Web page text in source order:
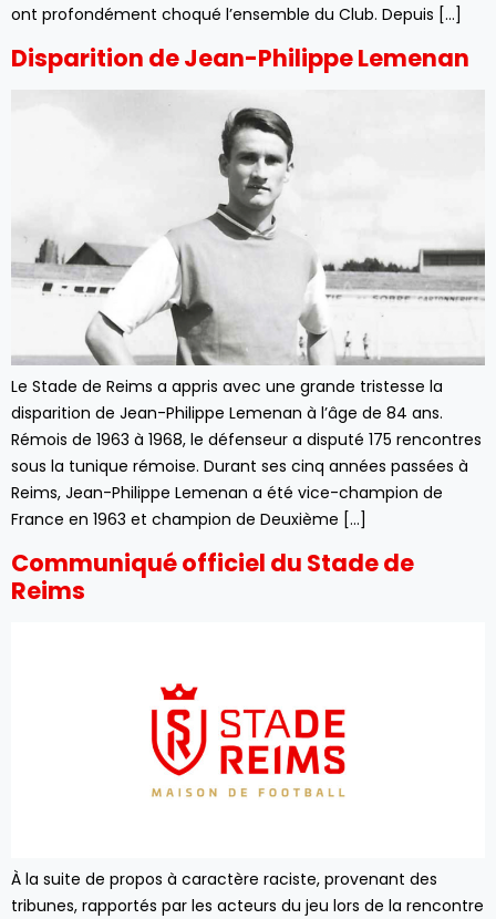
ont profondément choqué l’ensemble du Club. Depuis […]
Disparition de Jean-Philippe Lemenan
Le Stade de Reims a appris avec une grande tristesse la
disparition de Jean-Philippe Lemenan à l’âge de 84 ans.
Rémois de 1963 à 1968, le défenseur a disputé 175 rencontres
sous la tunique rémoise. Durant ses cinq années passées à
Reims, Jean-Philippe Lemenan a été vice-champion de
France en 1963 et champion de Deuxième […]
Communiqué officiel du Stade de
Reims
À la suite de propos à caractère raciste, provenant des
tribunes, rapportés par les acteurs du jeu lors de la rencontre